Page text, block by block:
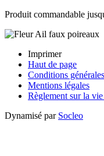
Produit commandable
Imprimer
Haut de page
Conditions
Mentions légales
Règlement sur la
Dynamisé par Socleo